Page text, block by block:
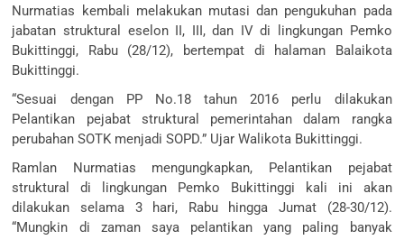
Nurmatias kembali melakukan mutasi dan pengukuhan pada
jabatan struktural eselon II, III, dan IV di lingkungan Pemko
Bukittinggi, Rabu (28/12), bertempat di halaman Balaikota
Bukittinggi.
“Sesuai dengan PP No.18 tahun 2016 perlu dilakukan
Pelantikan pejabat struktural pemerintahan dalam rangka
perubahan SOTK menjadi SOPD.” Ujar Walikota Bukittinggi.
Ramlan Nurmatias mengungkapkan, Pelantikan pejabat
struktural di lingkungan Pemko Bukittinggi kali ini akan
dilakukan selama 3 hari, Rabu hingga Jumat (28-30/12).
“Mungkin di zaman saya pelantikan yang paling banyak